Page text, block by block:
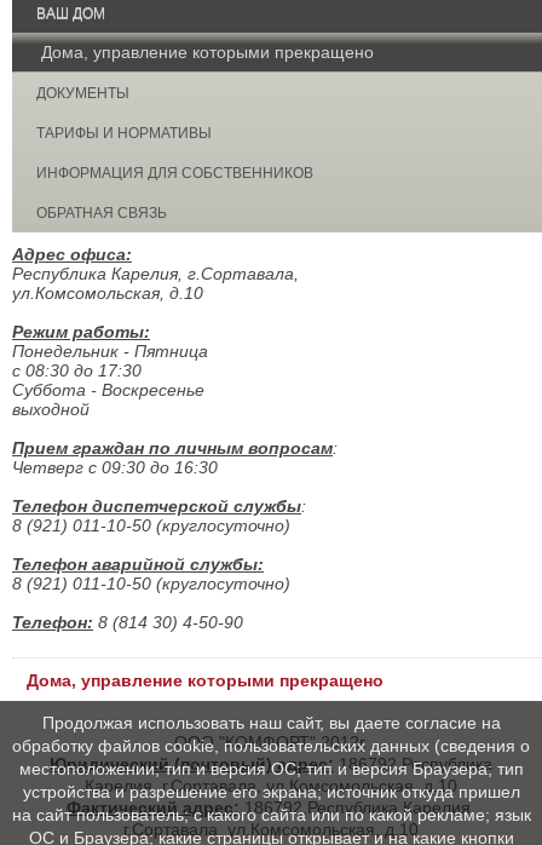
ВАШ ДОМ
Дома, управление которыми прекращено
ДОКУМЕНТЫ
ТАРИФЫ И НОРМАТИВЫ
ИНФОРМАЦИЯ ДЛЯ СОБСТВЕННИКОВ
ОБРАТНАЯ СВЯЗЬ
Адрес офиса:
Республика Карелия, г.Сортавала,
ул.Комсомольская, д.10
Режим работы:
Понедельник - Пятница
с 08:30 до 17:30
Суббота - Воскресенье
выходной
Прием граждан по личным вопросам:
Четверг с 09:30 до 16:30
Телефон диспетчерской службы:
8 (921) 011-10-50 (круглосуточно)
Телефон аварийной службы:
8 (921) 011-10-50 (круглосуточно)
Телефон: 8 (814 30) 4-50-90
Дома, управление которыми прекращено
ООО "КОМФОРТ" 2012г.
Юридический (почтовый) адрес: 186792,Республика
Карелия, г.Сортавала, ул.Комсомольская, д.10
Фактический адрес: 186792,Республика Карелия,
г.Сортавала, ул.Комсомольская, д.10
Продолжая использовать наш сайт, вы даете согласие на
обработку файлов cookie, пользовательских данных (сведения о
местоположении; тип и версия ОС; тип и версия Браузера; тип
устройства и разрешение его экрана; источник откуда пришел
на сайт пользователь; с какого сайта или по какой рекламе; язык
ОС и Браузера; какие страницы открывает и на какие кнопки